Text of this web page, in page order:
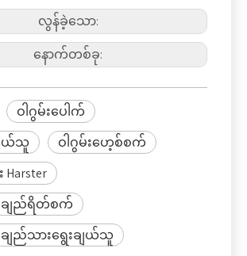
ပန်ကာ
းလိုက် ရွှေ့ခြင်း။
လွန်ခဲ့သော:
နောက်တစ်ခု:
ဝါဂွမ်းပေါက်
ယ်သူ
ဝါဂွမ်းဟေ့စ်စက်
Harster
ချည်ရိတ်စက်
ချည်သားရွေးချယ်သူ